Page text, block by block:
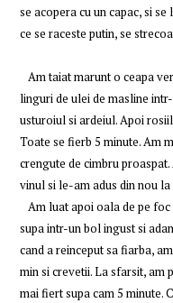
se acopera cu un capac, si
ce se raceste putin, se
Am taiat marunt o ceapa
linguri de ulei de masline
usturoiul si ardeiul. Apoi
Toate se fierb 5 minute. Am
crengute de cimbru
vinul si le-am adus din nou
Am luat apoi oala de pe
supa intr-un bol ingust si
cand a reinceput sa fiarba,
min si crevetii. La sfarsit, am
mai fiert supa cam 5 minute.